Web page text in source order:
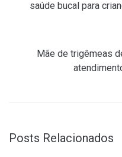
saúde bucal para
Mãe de trigêmeas
Posts Relacionados